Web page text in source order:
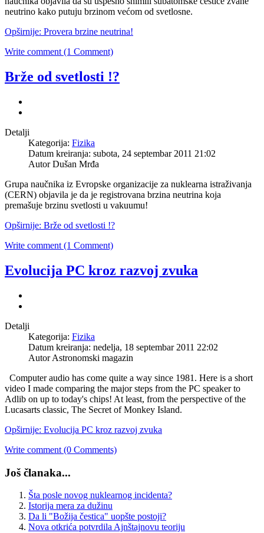
neutrino kako putuju brzinom većom od svetlosne.
Opširnije: Provera brzine neutrina!
Write comment (1 Comment)
Brže od svetlosti !?
Detalji
Kategorija: Fizika
Datum kreiranja: subota, 24 septembar 2011 21:02
Autor Dušan Mrđa
Grupa naučnika iz Evropske organizacije za nuklearna istraživanja
(CERN) objavila je da je registrovana brzina neutrina koja
premašuje brzinu svetlosti u vakuumu!
Opširnije: Brže od svetlosti !?
Write comment (1 Comment)
Evolucija PC kroz razvoj zvuka
Detalji
Kategorija: Fizika
Datum kreiranja: nedelja, 18 septembar 2011 22:02
Autor Astronomski magazin
Computer audio has come quite a way since 1981. Here is a short
video I made comparing the major steps from the PC speaker to
Adlib on up to today's chips! At least, from the perspective of the
Lucasarts classic, The Secret of Monkey Island.
Opširnije: Evolucija PC kroz razvoj zvuka
Write comment (0 Comments)
Još članaka...
Šta posle novog nuklearnog incidenta?
Istorija mera za dužinu
Da li "Božija čestica" uopšte postoji?
Nova otkrića potvrdila Ajnštajnovu teoriju